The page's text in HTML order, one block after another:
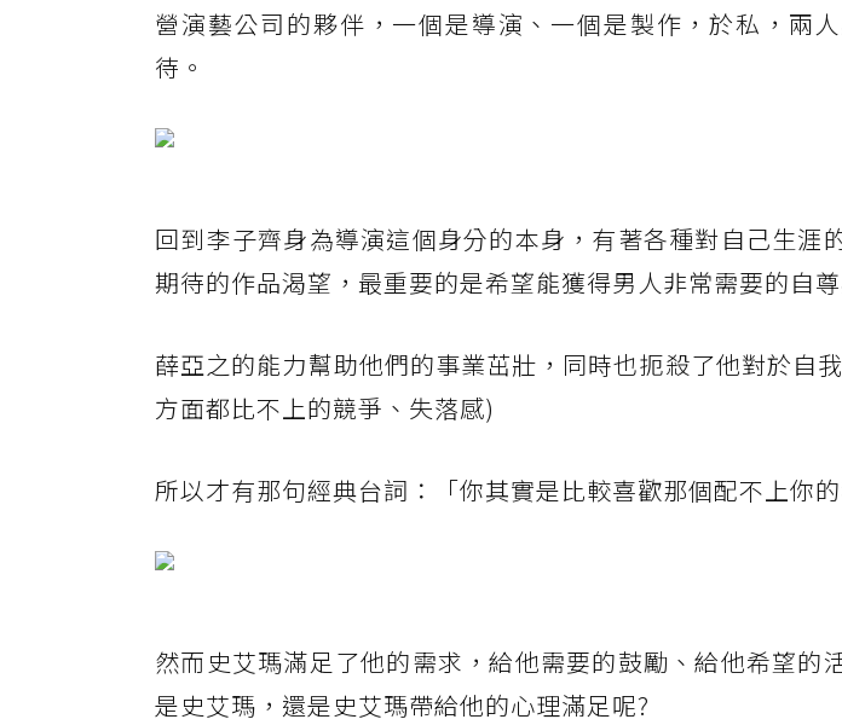
營演藝公司的夥伴，一個是導演、一個是製作，於私，兩
待。
回到李子齊身為導演這個身分的本身，有著各種對自己生涯
期待的作品渴望，最重要的是希望能獲得男人非常需要的自尊
薛亞之的能力幫助他們的事業茁壯，同時也扼殺了他對於自
方面都比不上的競爭、失落感)
所以才有那句經典台詞：「你其實是比較喜歡那個配不上你的
然而史艾瑪滿足了他的需求，給他需要的鼓勵、給他希望的
是史艾瑪，還是史艾瑪帶給他的心理滿足呢?